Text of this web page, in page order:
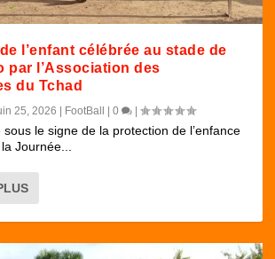
l’enfant célébrée au stade de
par l’Association des
du Tchad
25, 2026 FootBall |0 |
le signe de la protection de l’enfance
la Journée...